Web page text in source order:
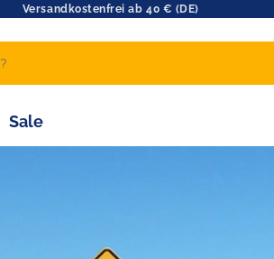
Versandkostenfrei ab 40 € (DE)
Sale